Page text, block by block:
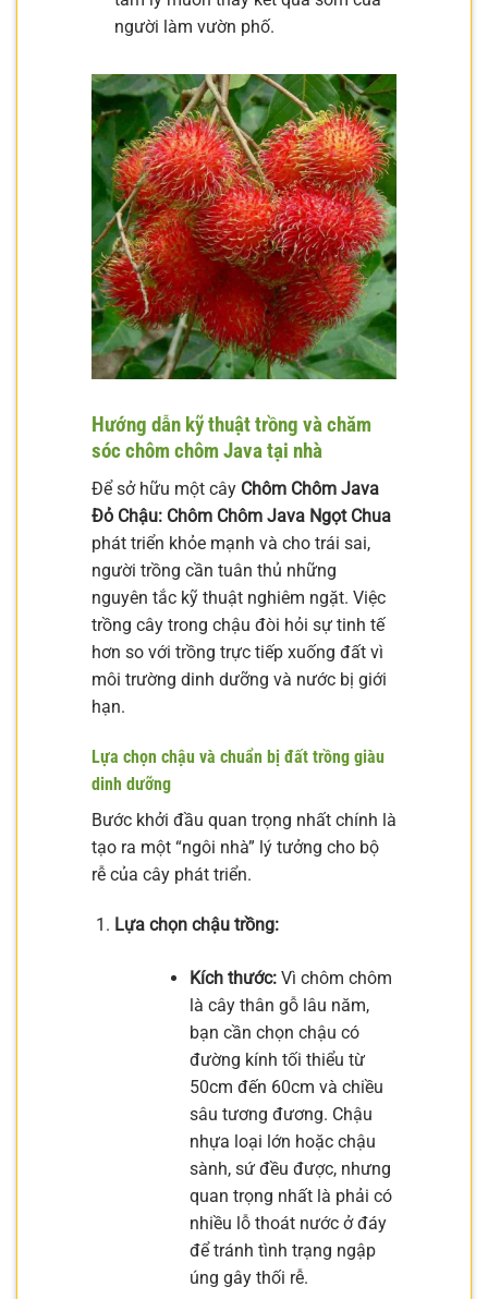
người làm vườn phố.
Hướng dẫn kỹ thuật trồng và chăm
sóc chôm chôm Java tại nhà
Để sở hữu một cây Chôm Chôm Java
Đỏ Chậu: Chôm Chôm Java Ngọt Chua
phát triển khỏe mạnh và cho trái sai,
người trồng cần tuân thủ những
nguyên tắc kỹ thuật nghiêm ngặt. Việc
trồng cây trong chậu đòi hỏi sự tinh tế
hơn so với trồng trực tiếp xuống đất vì
môi trường dinh dưỡng và nước bị giới
hạn.
Lựa chọn chậu và chuẩn bị đất trồng giàu
dinh dưỡng
Bước khởi đầu quan trọng nhất chính là
tạo ra một “ngôi nhà” lý tưởng cho bộ
rễ của cây phát triển.
Lựa chọn chậu trồng:
Kích thước:Vì chôm chôm
là cây thân gỗ lâu năm,
bạn cần chọn chậu có
đường kính tối thiểu từ
50cm đến 60cm và chiều
sâu tương đương. Chậu
nhựa loại lớn hoặc chậu
sành, sứ đều được, nhưng
quan trọng nhất là phải có
nhiều lỗ thoát nước ở đáy
để tránh tình trạng ngập
úng gây thối rễ.